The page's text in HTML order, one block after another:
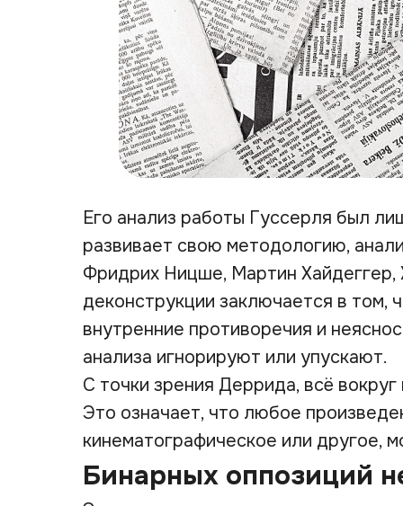
Его анализ работы Гуссерля был
развивает свою методологию,
Фридрих Ницше, Мартин
деконструкции заключается в том,
внутренние противоречия и
анализа игнорируют или упускают.
С точки зрения Деррида, всё
Это означает, что любое
кинематографическое или другое,
Бинарных оппозиций